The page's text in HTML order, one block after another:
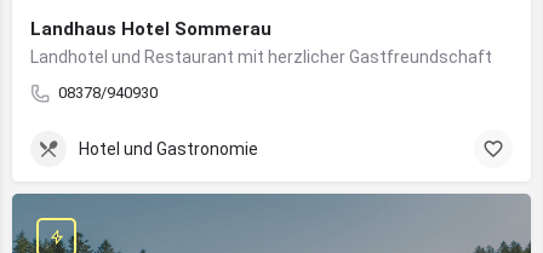
Landhaus Hotel Sommerau
Landhotel und Restaurant mit herzlicher Gastfreundschaft
08378/940930
Hotel und Gastronomie